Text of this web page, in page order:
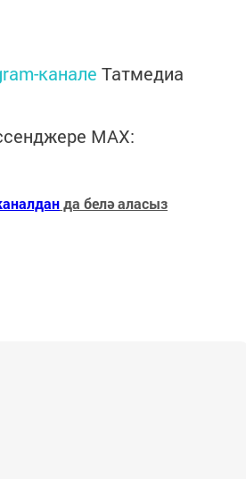
канале Татмедиа
MАХ:
да белә аласыз